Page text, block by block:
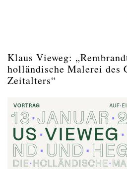
Klaus Vieweg:
holländische Malerei des
Zeitalters“